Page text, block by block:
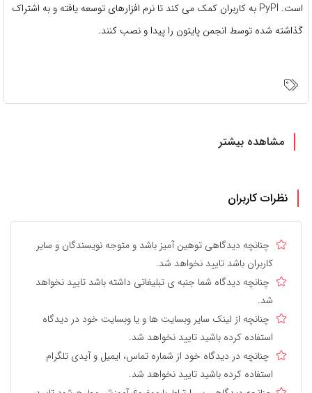
است. PyPI به کاربران کمک می کند تا نرم افزارهای توسعه یافته و به اشتراک
گذاشته شده توسط انجمن پایتون را پیدا و نصب کنند.
مشاهده بیشتر
نظرات کاربران
چنانچه دیدگاهی توهین آمیز باشد و متوجه نویسندگان و سایر
کاربران باشد تایید نخواهد شد.
چنانچه دیدگاه شما جنبه ی تبلیغاتی داشته باشد تایید نخواهد
شد.
چنانچه از لینک سایر وبسایت ها و یا وبسایت خود در دیدگاه
استفاده کرده باشید تایید نخواهد شد.
چنانچه در دیدگاه خود از شماره تماس، ایمیل و آیدی تلگرام
استفاده کرده باشید تایید نخواهد شد.